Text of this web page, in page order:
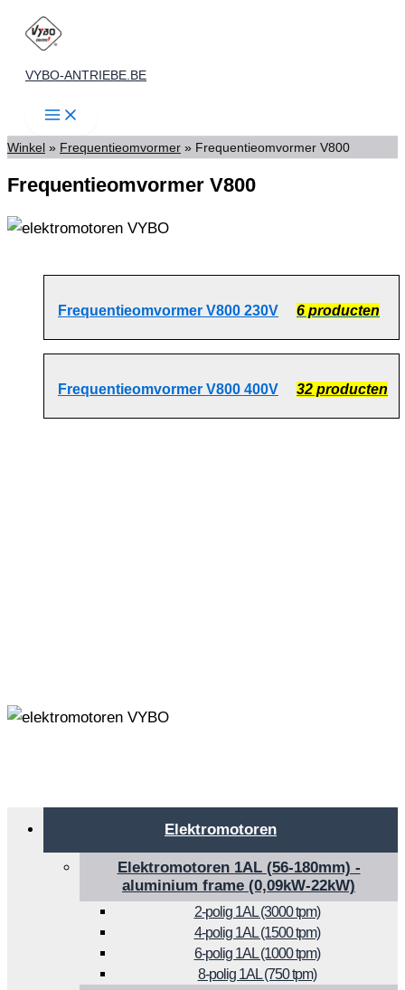
Spring
naar
VYBO-ANTRIEBE.BE
Winkel » Frequentieomvormer » Frequentieomvormer V800
Elektromotoren
Elektromotoren 1AL (56-180mm) -
aluminium frame (0,09kW-22kW)
2-polig 1AL (3000 tpm)
4-polig 1AL (1500 tpm)
6-polig 1AL (1000 tpm)
8-polig 1AL (750 tpm)
Frequentieomvormer V800
Frequentieomvormer V800 230V 6 producten
Frequentieomvormer V800 400V 32 producten